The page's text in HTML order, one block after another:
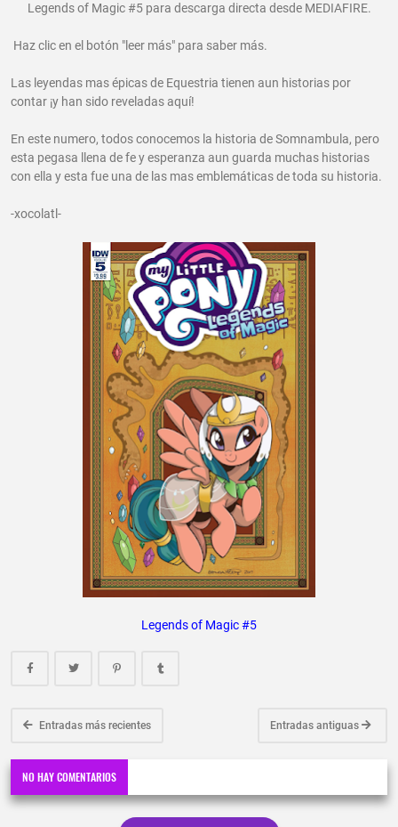
Legends of Magic #5 para descarga directa desde MEDIAFIRE.
Haz clic en el botón "leer más" para saber más.
Las leyendas mas épicas de Equestria tienen aun historias por
contar ¡y han sido reveladas aquí!
En este numero, todos conocemos la historia de Somnambula, pero
esta pegasa llena de fe y esperanza aun guarda muchas historias
con ella y esta fue una de las mas emblemáticas de toda su historia.
-xocolatl-
Legends of Magic #5
Entradas más recientes Entradas antiguas
NO HAY COMENTARIOS